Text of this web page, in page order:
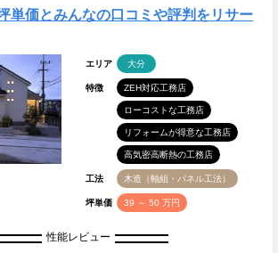
単価とみんなの口コミや評判をリサー
エリア 大分
特徴 ZEH対応工務店
ローコストな工務店
リフォームが得意な工務店
高気密高断熱の工務店
工法 木造（軸組・パネル工法）
坪単価 39 ～ 50 万円
性能レビュー